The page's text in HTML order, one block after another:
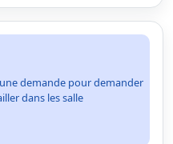
demande pour demander
dans les salle